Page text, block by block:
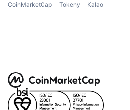
CoinMarketCap Tokeny Kalao